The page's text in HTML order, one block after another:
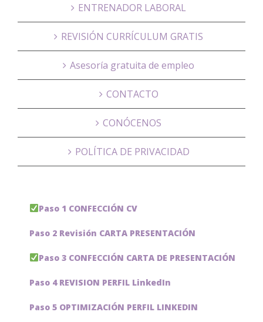
ENTRENADOR LABORAL
REVISIÓN CURRÍCULUM GRATIS
Asesoría gratuita de empleo
CONTACTO
CONÓCENOS
POLÍTICA DE PRIVACIDAD
Paso 1 CONFECCIÓN CV
Paso 2 Revisión CARTA PRESENTACIÓN
Paso 3 CONFECCIÓN CARTA DE PRESENTACIÓN
Paso 4 REVISION PERFIL LinkedIn
Paso 5 OPTIMIZACIÓN PERFIL LINKEDIN